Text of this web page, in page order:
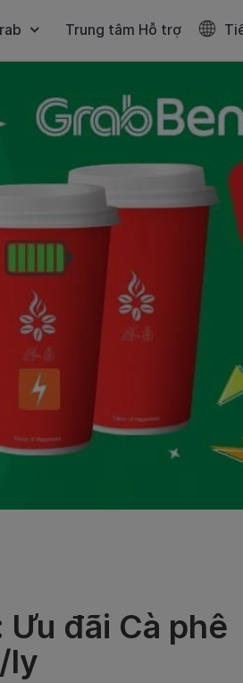
Trung tâm Hỗ trợ
đãi Cà phê
ly